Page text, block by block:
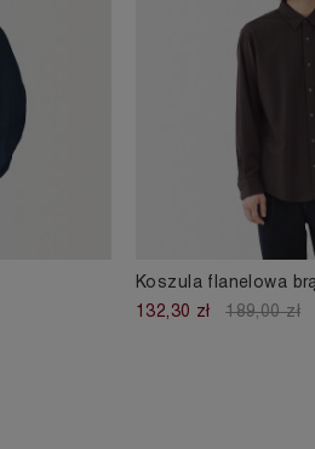
Koszula flanelowa
132,30 zł
189,00 zł